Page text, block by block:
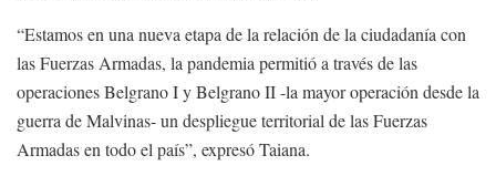
“Estamos en una nueva etapa de la relación de la ciudadanía con
las Fuerzas Armadas, la pandemia permitió a través de las
operaciones Belgrano I y Belgrano II -la mayor operación desde la
guerra de Malvinas- un despliegue territorial de las Fuerzas
Armadas en todo el país”, expresó Taiana.